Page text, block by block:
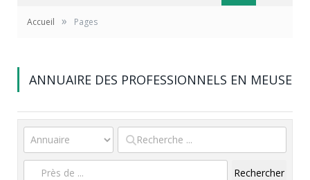
Accueil » Pages
ANNUAIRE DES PROFESSIONNELS EN MEUSE
Rechercher